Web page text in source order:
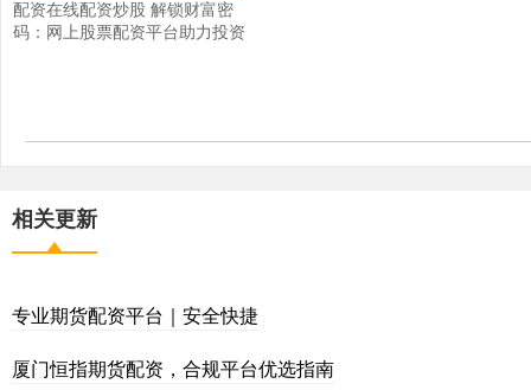
配资在线配资炒股 解锁财富密
码：网上股票配资平台助力投资
相关更新
专业期货配资平台｜安全快捷
厦门恒指期货配资，合规平台优选指南